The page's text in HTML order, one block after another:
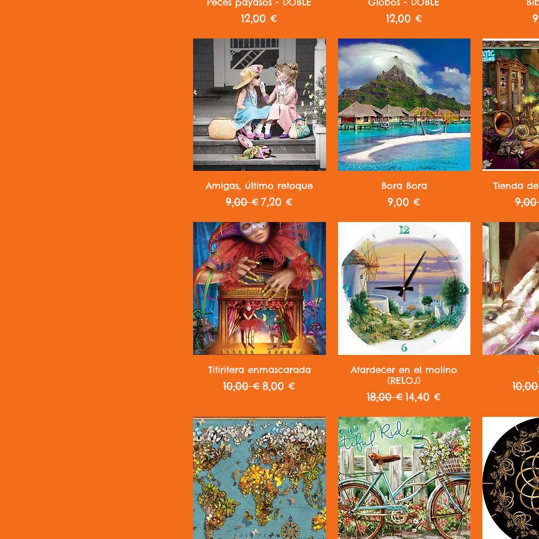
Precio
12,00 € Precio
12,00 €
Vista rápida
Amigas, último retoque
Precio
9,00 €Precio de oferta
7,20 €
Vista rápida
Bora Bora
Precio
9,00 €
Tienda
Vista rápida
Titiritera enmascarada
Precio
10,00 € Precio de oferta
8,00 €
Vista rápida
Atardecer en el molino
(RELOJ)
Precio
18,00 €Precio de oferta
14,40 €